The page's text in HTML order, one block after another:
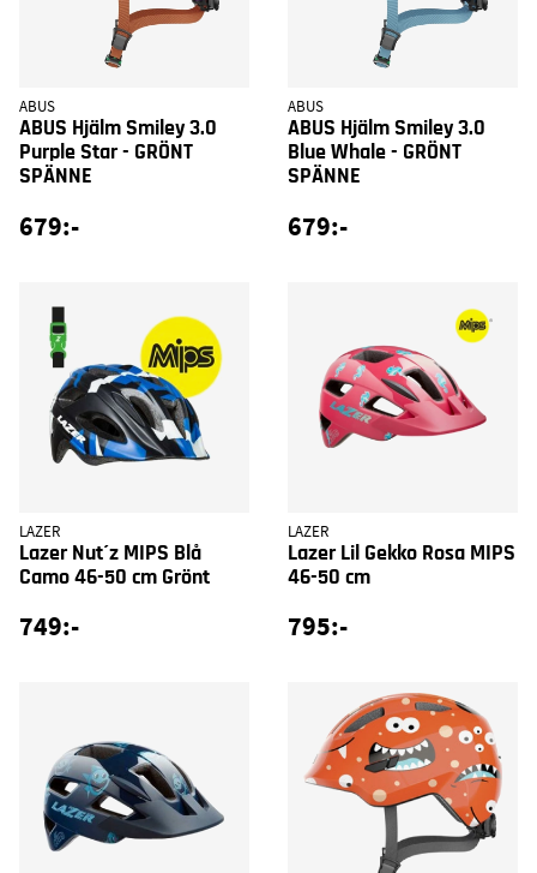
ABUS
ABUS Hjälm Smiley 3.0
Purple Star - GRÖNT
SPÄNNE
679:-
ABUS
ABUS Hjälm Smiley 3.0
Blue Whale - GRÖNT
SPÄNNE
679:-
LAZER
Lazer Nut´z MIPS Blå
Camo 46-50 cm Grönt
749:-
LAZER
Lazer Lil Gekko Rosa MIPS
46-50 cm
795:-